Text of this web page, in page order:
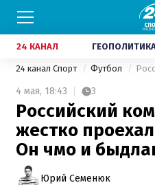
24 КАНАЛ
24 канал Спорт Футбол
4 мая, 18:43 3
Российский
жестко
Он чмо и
Юрий Семенюк